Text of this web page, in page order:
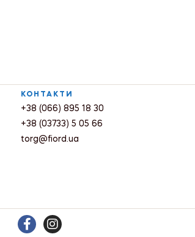
КОНТАКТИ
+38 (066) 895 18 30
+38 (03733) 5 05 66
torg@fiord.ua